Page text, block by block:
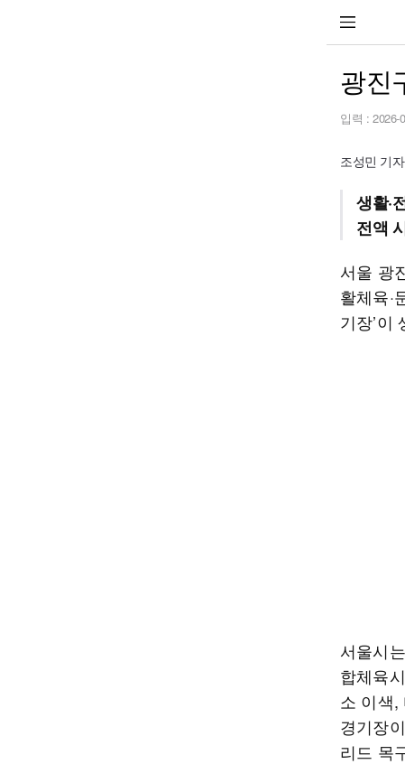
광진
입력 : 2026-
조성민 기
생활·
전액
서울 광
활체육·
기장’이
서울시
합체육
소 이색,
경기장
리드 목